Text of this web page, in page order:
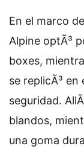
En el marco
Alpine optÃ³
boxes,
se replicÃ³
seguridad.
blandos,
una goma